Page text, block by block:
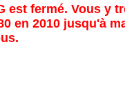
est fermé. Vous y
en 2010 jusqu'à